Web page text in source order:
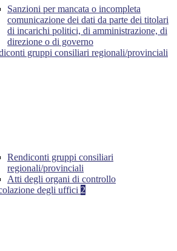
Sanzioni per mancata o incompleta
comunicazione dei dati da parte dei titolari
di incarichi politici, di amministrazione, di
direzione o di governo
gruppi consiliari regionali/provinciali
Rendiconti gruppi consiliari
regionali/provinciali
Atti degli organi di controllo
degli uffici 2